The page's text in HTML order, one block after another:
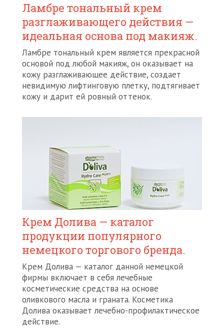
Ламбре тональный крем
разглаживающего действия —
идеальная основа под макияж.
Ламбре тональный крем является прекрасной
основой под любой макияж, он оказывает на
кожу разглаживающее действие, создает
невидимую лифтинговую плетку, подтягивает
кожу и дарит ей ровный оттенок.
Крем Долива — каталог
продукции популярного
немецкого торгового бренда.
Крем Долива — каталог данной немецкой
фирмы включает в себя лечебные
косметические средства на основе
оливкового масла и граната. Косметика
Долива оказывает лечебно-профилактическое
действие.